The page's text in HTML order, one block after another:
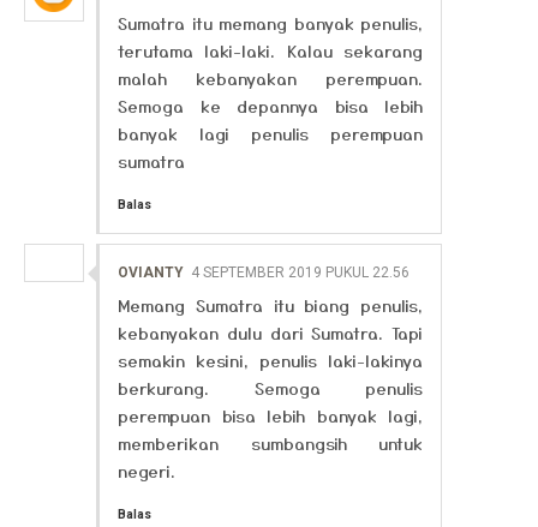
Sumatra itu memang banyak penulis,
terutama laki-laki. Kalau sekarang
malah kebanyakan perempuan.
Semoga ke depannya bisa lebih
banyak lagi penulis perempuan
sumatra
Balas
OVIANTY 4 SEPTEMBER 2019 PUKUL 22.56
Memang Sumatra itu biang penulis,
kebanyakan dulu dari Sumatra. Tapi
semakin kesini, penulis laki-lakinya
berkurang. Semoga penulis
perempuan bisa lebih banyak lagi,
memberikan sumbangsih untuk
negeri.
Balas